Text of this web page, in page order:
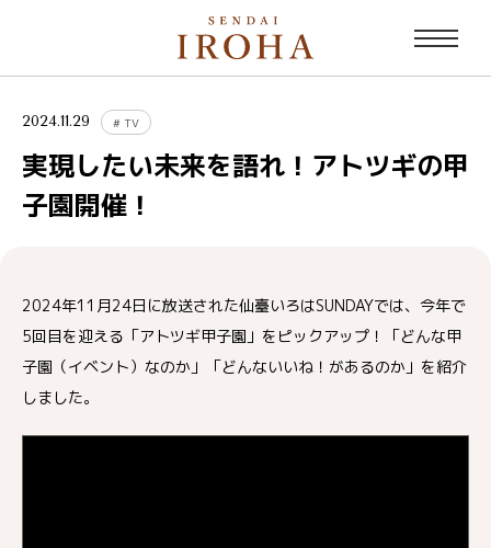
2024.11.29 # TV
実現したい未来を語れ！アトツギの甲
子園開催！
2024年11月24日に放送された仙臺いろはSUNDAYでは、今年で
5回目を迎える「アトツギ甲子園」をピックアップ！「どんな甲
子園（イベント）なのか」「どんないいね！があるのか」を紹介
しました。